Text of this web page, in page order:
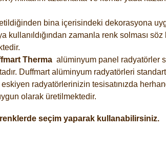
bina içerisindeki dekorasyona
zamanla renk solması
Therma alüminyum panel radyatörler
Duffmart alüminyum radyatörleri
radyatörlerinizin tesisatınızda
olarak üretilmektedir.
seçim yaparak kullanabilirsiniz.